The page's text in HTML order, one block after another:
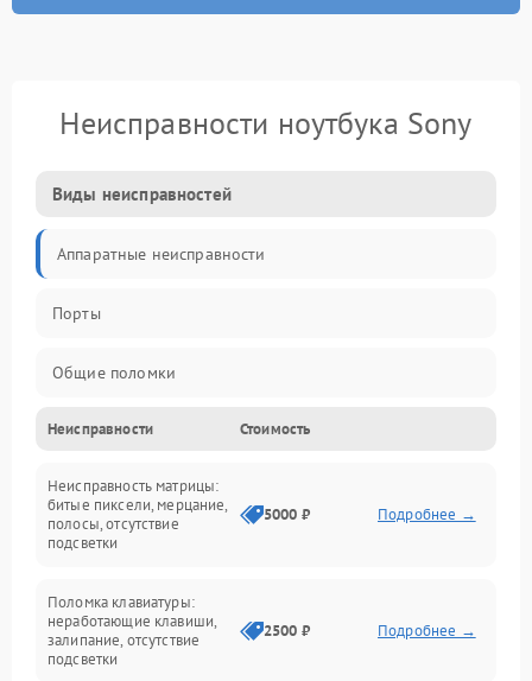
Неисправности ноутбука Sony
Виды неисправностей
Аппаратные неисправности
Порты
Общие поломки
Устройства
Программные ошибки
Электрические и системные сбои
Интерфейсные проблемы
Батарея
Неисправности Стоимость
Неисправность матрицы:
битые пиксели, мерцание,
полосы, отсутствие
подсветки
5000 ₽ Подробнее →
Поломка клавиатуры:
неработающие клавиши,
залипание, отсутствие
подсветки
2500 ₽ Подробнее →